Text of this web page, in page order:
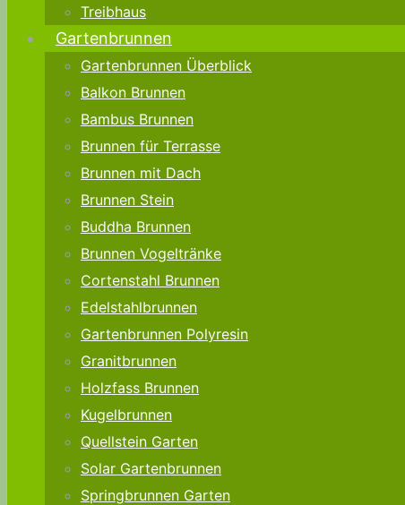
Treibhaus
Gartenbrunnen
Gartenbrunnen Überblick
Balkon Brunnen
Bambus Brunnen
Brunnen für Terrasse
Brunnen mit Dach
Brunnen Stein
Buddha Brunnen
Brunnen Vogeltränke
Cortenstahl Brunnen
Edelstahlbrunnen
Gartenbrunnen Polyresin
Granitbrunnen
Holzfass Brunnen
Kugelbrunnen
Quellstein Garten
Solar Gartenbrunnen
Springbrunnen Garten